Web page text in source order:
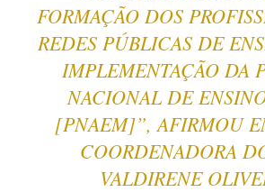
FORMAÇÃO DOS
REDES PÚBLICAS DE
IMPLEMENTAÇÃO DA
NACIONAL DE
[PNAEM]”, AFIRMOU
COORDENADORA
VALDIRENE